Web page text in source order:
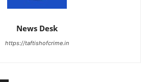
News Desk
https://taftishofcrime.in